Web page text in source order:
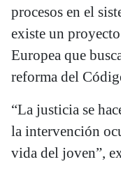
procesos en el
existe un
Europea que
reforma del
“La justicia se
la intervención
vida del joven”,